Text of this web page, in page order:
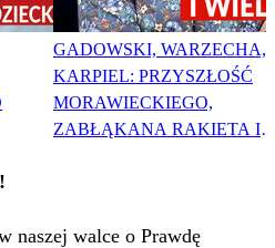
GADOWSKI, WARZECHA,
KARPIEL: PRZYSZŁOŚĆ
MORAWIECKIEGO,
ZABŁĄKANA RAKIETA I
naszej walce o Prawdę